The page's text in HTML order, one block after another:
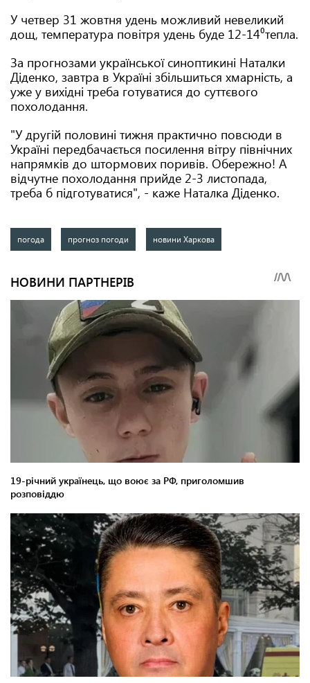
У четвер 31 жовтня удень можливий невеликий
дощ, температура повітря удень буде 12-14⁰тепла.
За прогнозами української синоптикині Наталки
Діденко, завтра в Україні збільшиться хмарність, а
уже у вихідні треба готуватися до суттєвого
похолодання.
"У другій половині тижня практично повсюди в
Україні передбачається посилення вітру північних
напрямків до штормових поривів. Обережно! А
відчутне похолодання прийде 2-3 листопада,
треба б підготуватися", - каже Наталка Діденко.
погода прогноз погоди новини Харкова